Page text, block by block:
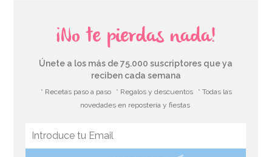
¡No te pierdas nada!
Únete a los más de 75.000 suscriptores que ya
reciben cada semana
* Recetas paso a paso * Regalos y descuentos
* Todas las
novedades en repostería y fiestas